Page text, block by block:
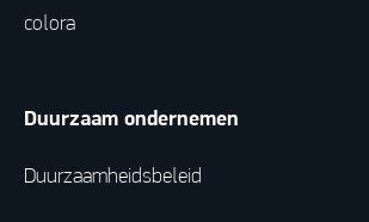
colora
Duurzaam ondernemen
Duurzaamheidsbeleid